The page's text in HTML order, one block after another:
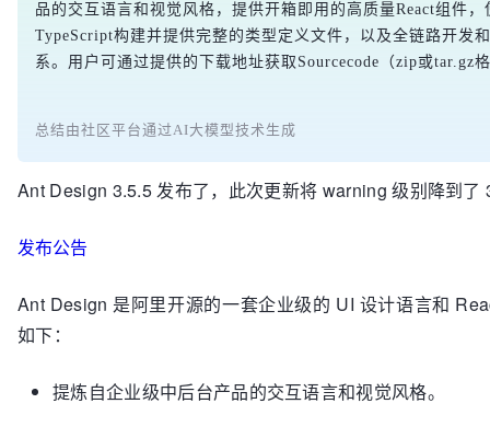
品的交互语言和视觉风格，提供开箱即用的高质量React组件，
TypeScript构建并提供完整的类型定义文件，以及全链路开发
系。用户可通过提供的下载地址获取Sourcecode（zip或tar.gz
总结由社区平台通过AI大模型技术生成
Ant Design 3.5.5 发布了，此次更新将 warning 级别降到了
发布公告
Ant Design 是阿里开源的一套企业级的 UI 设计语言和
如下：
提炼自企业级中后台产品的交互语言和视觉风格。